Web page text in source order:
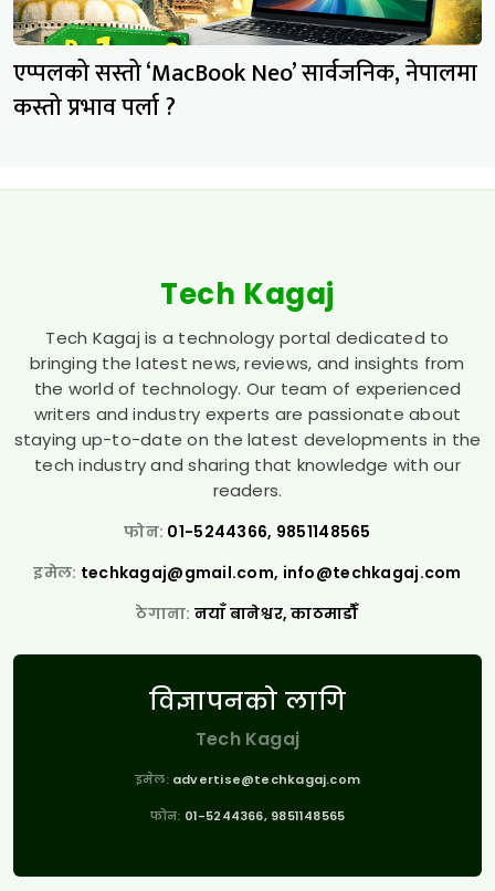
एप्पलको सस्तो ‘MacBook Neo’ सार्वजनिक, नेपालमा
कस्तो प्रभाव पर्ला ?
Tech Kagaj
Tech Kagaj is a technology portal dedicated to
bringing the latest news, reviews, and insights from
the world of technology. Our team of experienced
writers and industry experts are passionate about
staying up-to-date on the latest developments in the
tech industry and sharing that knowledge with our
readers.
फोन: 01-5244366, 9851148565
इमेल: techkagaj@gmail.com, info@techkagaj.com
ठेगाना: नयाँ बानेश्वर, काठमाडौँ
विज्ञापनको लागि
Tech Kagaj
इमेल: advertise@techkagaj.com
फोन: 01-5244366, 9851148565